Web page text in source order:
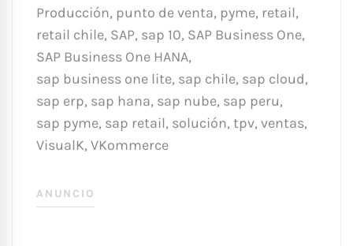
Producción, punto de venta, pyme, retail,
retail chile, SAP, sap 10, SAP Business One,
SAP Business One HANA,
sap business one lite, sap chile, sap cloud,
sap erp, sap hana, sap nube, sap peru,
sap pyme, sap retail, solución, tpv, ventas,
VisualK, VKommerce
ANUNCIO